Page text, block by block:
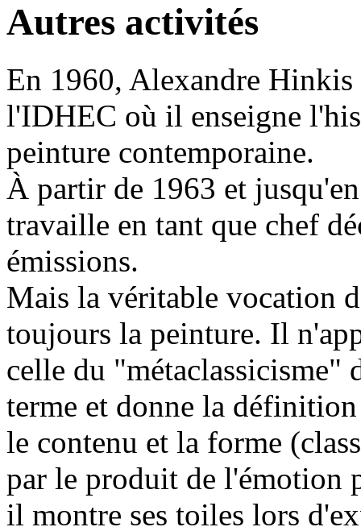
Autres activités
En 1960, Alexandre Hinkis
l'IDHEC où il enseigne
peinture contemporaine.
À partir de 1963 et
travaille en tant que chef
émissions.
Mais la véritable vocation
toujours la peinture. Il
celle du "métaclassicisme"
terme et donne la
le contenu et la forme
par le produit de l'émotion
il montre ses toiles lors